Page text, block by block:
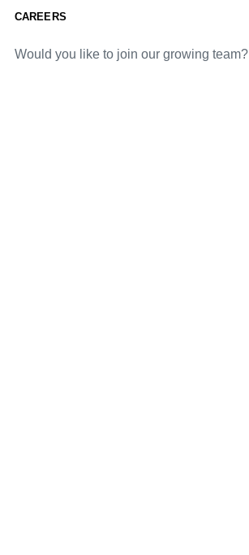
CAREERS
Would you like to join our growing team?